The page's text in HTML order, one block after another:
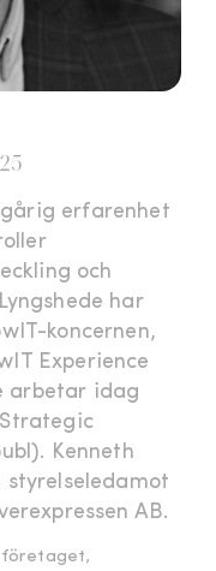
erfarenhet
och
har
koncernen,
Experience
arbetar idag
Kenneth
styrelseledamot
AB.
företaget,